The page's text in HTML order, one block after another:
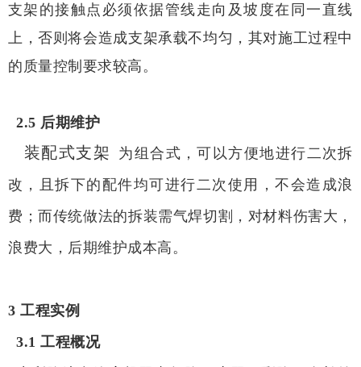
支架的接触点必须依据管线走向及坡度在同一直线
上，否则将会造成支架承载不均匀，其对施工过程中
的质量控制要求较高。
2.5 后期维护
装配式支架
为组合式，可以方便地进行二次拆
改，且拆下的配件均可进行二次使用，不会造成浪
费；而传统做法的拆装需气焊切割，对材料伤害大，
浪费大，后期维护成本高。
3 工程实例
3.1 工程概况